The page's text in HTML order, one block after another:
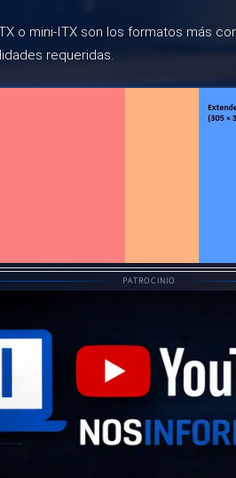
o mini-ITX son los formatos más
requeridas.
PATROCINIO